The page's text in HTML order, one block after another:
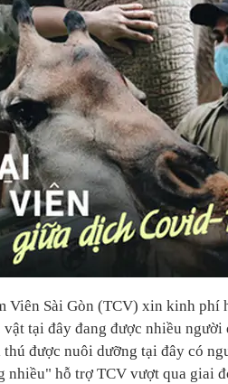
Viên Sài Gòn (TCV) xin kinh phí
tại đây đang được nhiều người
được nuôi dưỡng tại đây có
nhiều" hỗ trợ TCV vượt qua giai